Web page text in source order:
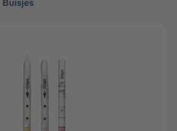
Buisjes